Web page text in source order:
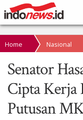
Home Nasional
Senator
Cipta Kerja
Putusan